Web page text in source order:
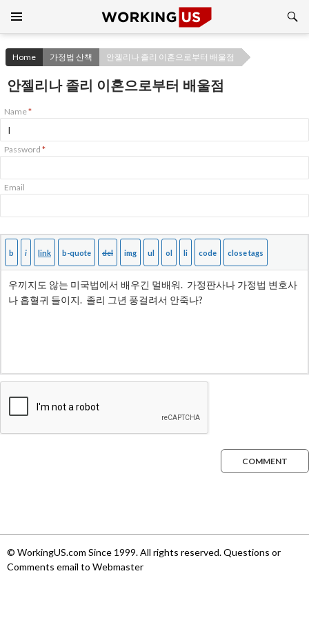
CONTENT
Home 가정법 산책 안젤리나 졸리 이혼으로부터 배울점
안젤리나 졸리 이혼으로부터 배울점
Name*
Password *
Email
COMMENT
© WorkingUS.com Since 1999. All rights reserved. Questions or
Comments email to Webmaster